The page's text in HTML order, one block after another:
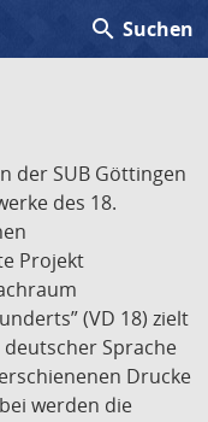
search Suchen
der SUB Göttingen
des 18.
Projekt
(VD 18) zielt
deutscher Sprache
Drucke
werden die